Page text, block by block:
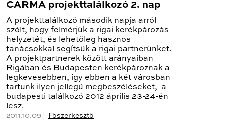
CARMA projekttalálkozó 2. nap
A projekttalálkozó második napja arról
szólt, hogy felmérjük a rigai kerékpározás
helyzetét, és lehetőleg hasznos
tanácsokkal segítsük a rigai partnerünket.
A projektpartnerek között arányaiban
Rigában és Budapesten kerékpároznak a
legkevesebben, így ebben a két városban
tartunk ilyen jellegű megbeszéléseket, a
budapesti találkozó 2012 április 23-24-én
lesz.
2011.10.09 | Főszerkesztő